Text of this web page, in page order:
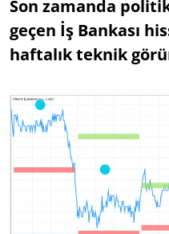
Son zamanda
geçen İş Bankası
haftalık teknik